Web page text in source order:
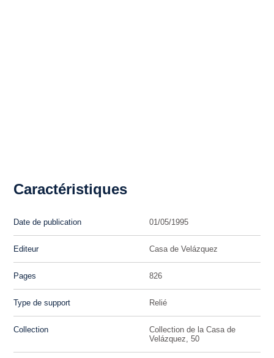
Caractéristiques
Date de publication 01/05/1995
Editeur Casa de Velázquez
Pages 826
Type de support Relié
Collection
Collection de la Casa de
Velázquez, 50